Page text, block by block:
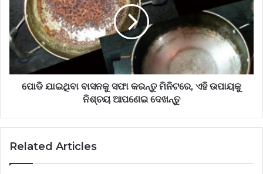
ପୋଡି ଯାଇଥିବା ବାସନକୁ ସଫା କରନ୍ତୁ ମିନିଟରେ, ଏହି ଉପାୟକୁ
ନିଶ୍ଚୟ ଆପଣେଇ ଦେଖନ୍ତୁ
Related Articles